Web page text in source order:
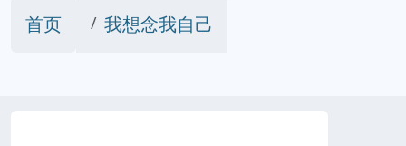
首页 我想念我自己